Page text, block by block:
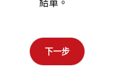
下一步